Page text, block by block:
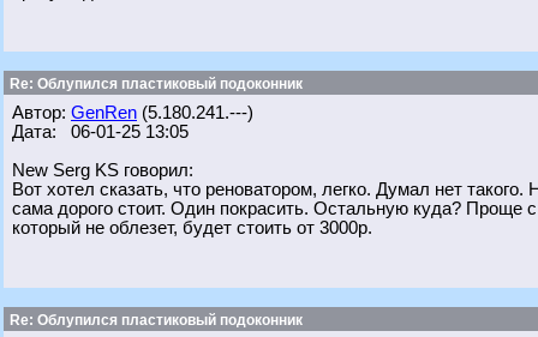
Re: Облупился пластиковый подоконник
Автор: GenRen (5.180.241.---)
Дата: 06-01-25 13:05
New Serg KS говорил:
Вот хотел сказать, что реноватором, легко. Думал нет
сама дорого стоит. Один покрасить. Остальную куда? Проще
который не облезет, будет стоить от 3000р.
Re: Облупился пластиковый подоконник